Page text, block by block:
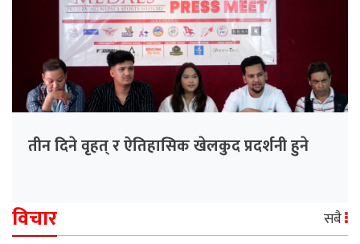
तीन दिने वृहत् र ऐतिहासिक खेलकुद प्रदर्शनी हुने
विचार सबै